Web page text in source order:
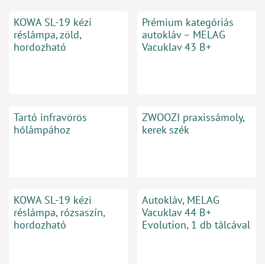
KOWA SL-19 kézi
réslámpa, zöld,
hordozható
Prémium kategóriás
autokláv – MELAG
Vacuklav 43 B+
Tartó infravörös
hőlámpához
ZWOOZI praxissámoly,
kerek szék
KOWA SL-19 kézi
réslámpa, rózsaszín,
hordozható
Autokláv, MELAG
Vacuklav 44 B+
Evolution, 1 db tálcával